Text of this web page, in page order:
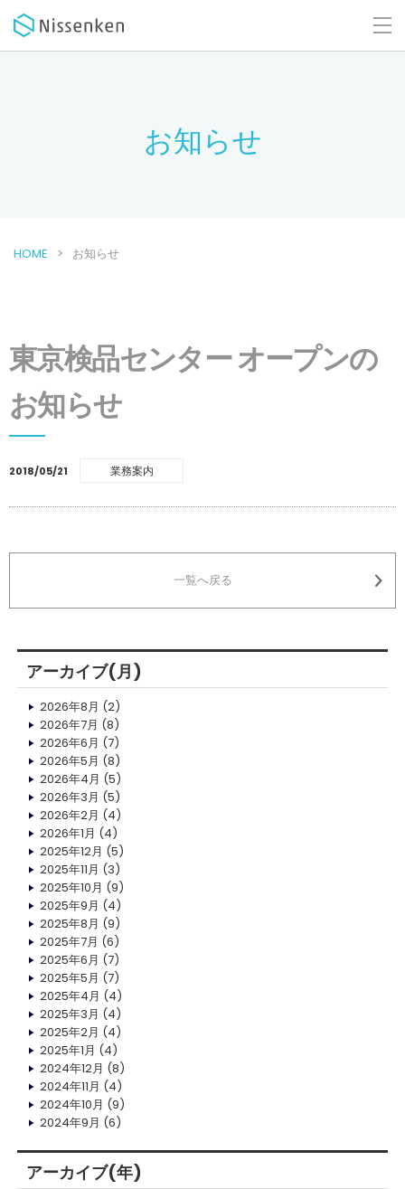
お知らせ
HOME お知らせ
東京検品センター オープンの
お知らせ
2018/05/21 業務案内
一覧へ戻る
アーカイブ(月)
2026年8月 (2)
2026年7月 (8)
2026年6月 (7)
2026年5月 (8)
2026年4月 (5)
2026年3月 (5)
2026年2月 (4)
2026年1月 (4)
2025年12月 (5)
2025年11月 (3)
2025年10月 (9)
2025年9月 (4)
2025年8月 (9)
2025年7月 (6)
2025年6月 (7)
2025年5月 (7)
2025年4月 (4)
2025年3月 (4)
2025年2月 (4)
2025年1月 (4)
2024年12月 (8)
2024年11月 (4)
2024年10月 (9)
2024年9月 (6)
アーカイブ(年)